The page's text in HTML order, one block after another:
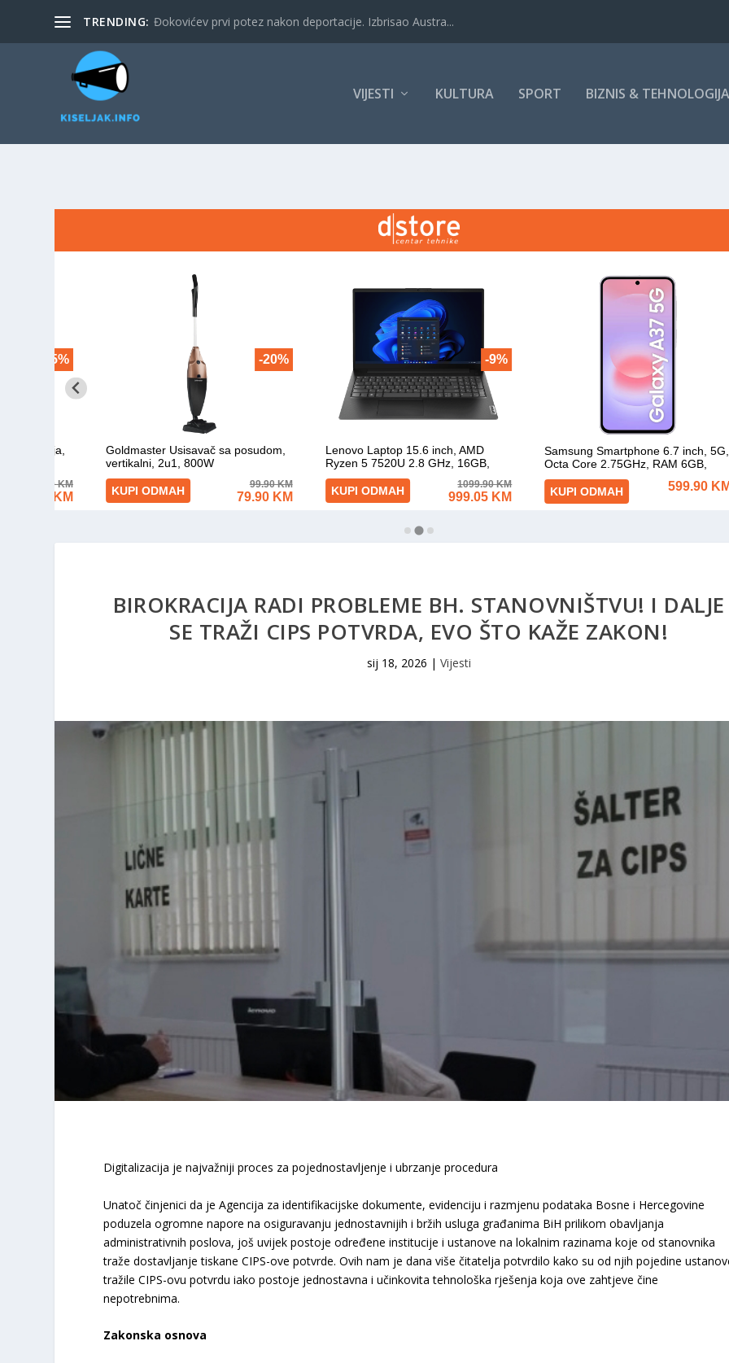
TRENDING: Đokovićev prvi potez nakon deportacije. Izbrisao Austra...
VIJESTI KULTURA SPORT BIZNIS & TEHNOLOGIJA
BIROKRACIJA RADI PROBLEME BH. STANOVNIŠTVU! I DALJE
SE TRAŽI CIPS POTVRDA, EVO ŠTO KAŽE ZAKON!
sij 18, 2026 | Vijesti
Digitalizacija je najvažniji proces za pojednostavljenje i ubrzanje procedura
Unatoč činjenici da je Agencija za identifikacijske dokumente, evidenciju i razmjenu podataka Bosne i Hercegovine
poduzela ogromne napore na osiguravanju jednostavnijih i bržih usluga građanima BiH prilikom obavljanja
administrativnih poslova, još uvijek postoje određene institucije i ustanove na lokalnim razinama koje od stanovnika
traže dostavljanje tiskane CIPS-ove potvrde. Ovih nam je dana više čitatelja potvrdilo kako su od njih pojedine
tražile CIPS-ovu potvrdu iako postoje jednostavna i učinkovita tehnološka rješenja koja ove zahtjeve čine
nepotrebnima.
Zakonska osnova